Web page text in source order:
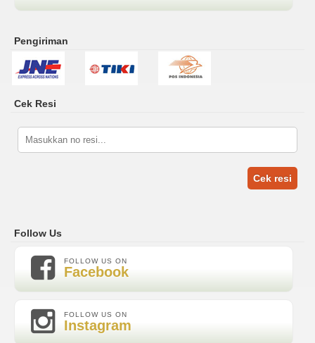
Pengiriman
Cek Resi
Cek resi
Follow Us
FOLLOW US ON
Facebook
FOLLOW US ON
Instagram